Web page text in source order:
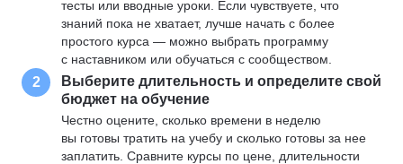
тесты или вводные уроки. Если чувствуете, что
знаний пока не хватает, лучше начать с более
простого курса — можно выбрать программу
с наставником или обучаться с сообществом.
2
Выберите длительность и определите свой
бюджет на обучение
Честно оцените, сколько времени в неделю
вы готовы тратить на учебу и сколько готовы за нее
заплатить. Сравните курсы по цене, длительности